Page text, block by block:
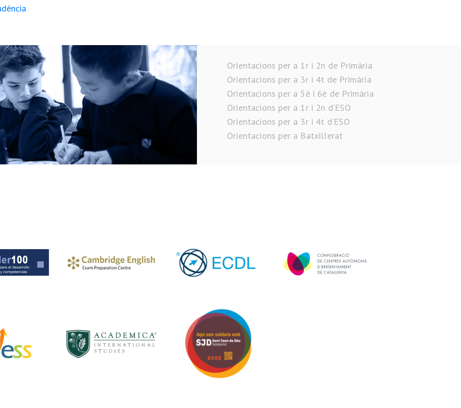
Orientacions per a 1r i 2n de Primària
Orientacions per a 3r i 4t de Primària
Orientacions per a 5è i 6è de Primària
Orientacions per a 1r i 2n d’ESO
Orientacions per a 3r i 4t d’ESO
Orientacions per a Batxillerat